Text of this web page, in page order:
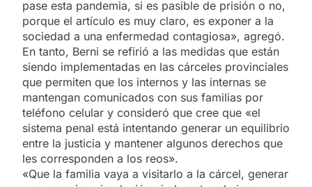
pase esta pandemia, si es pasible de prisión o no,
porque el artículo es muy claro, es exponer a la
sociedad a una enfermedad contagiosa», agregó.
En tanto, Berni se refirió a las medidas que están
siendo implementadas en las cárceles provinciales
que permiten que los internos y las internas se
mantengan comunicados con sus familias por
teléfono celular y consideró que cree que «el
sistema penal está intentando generar un equilibrio
entre la justicia y mantener algunos derechos que
les corresponden a los reos».
«Que la familia vaya a visitarlo a la cárcel, generar